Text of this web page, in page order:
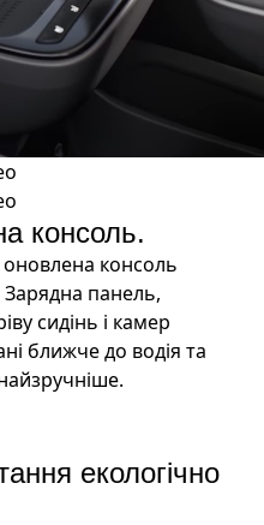
консоль.
оновлена консоль
Зарядна панель,
сидінь і камер
ближче до водія та
екологічно